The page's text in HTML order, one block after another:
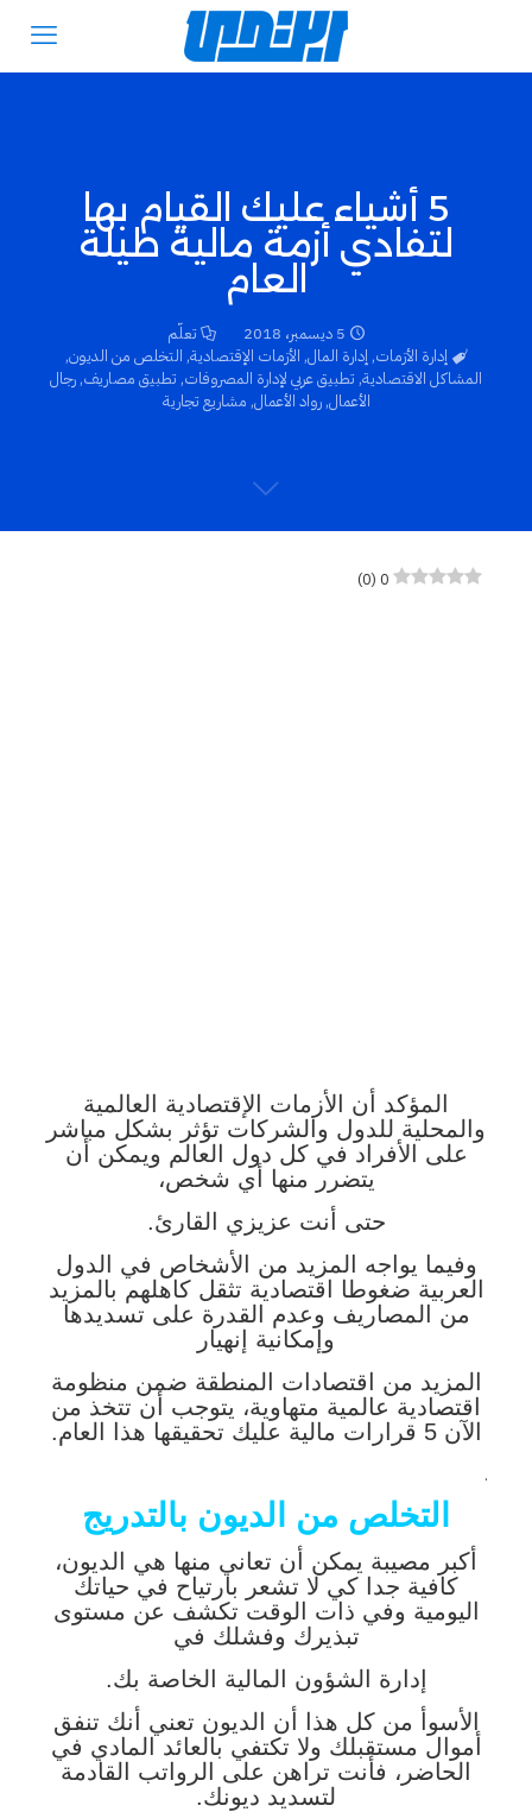
5 أشياء عليك القيام بها
لتفادي أزمة مالية طيلة
العام
5 ديسمبر، 2018
تعلّم
إدارة الأزمات, إدارة المال, الأزمات الإقتصادية, التخلص من الديون,
المشاكل الاقتصادية, تطبيق عربي لإدارة المصروفات, تطبيق مصاريف, رجال
الأعمال,رواد الأعمال, مشاريع تجارية
0
(
0
)
المؤكد أن الأزمات الإقتصادية العالمية
والمحلية للدول والشركات تؤثر بشكل مباشر
على الأفراد في كل دول العالم ويمكن أن
يتضرر منها أي شخص،
حتى أنت عزيزي القارئ.
وفيما يواجه المزيد من الأشخاص في الدول
العربية ضغوطا اقتصادية تثقل كاهلهم بالمزيد
من المصاريف وعدم القدرة على تسديدها
وإمكانية إنهيار
المزيد من اقتصادات المنطقة ضمن منظومة
اقتصادية عالمية متهاوية، يتوجب أن تتخذ من
الآن 5 قرارات مالية عليك تحقيقها هذا العام.
.
التخلص من الديون بالتدريج
أكبر مصيبة يمكن أن تعاني منها هي الديون،
كافية جدا كي لا تشعر بارتياح في حياتك
اليومية وفي ذات الوقت تكشف عن مستوى
تبذيرك وفشلك في
إدارة الشؤون المالية الخاصة بك.
الأسوأ من كل هذا أن الديون تعني أنك تنفق
أموال مستقبلك ولا تكتفي بالعائد المادي في
الحاضر، فأنت تراهن على الرواتب القادمة
لتسديد ديونك.